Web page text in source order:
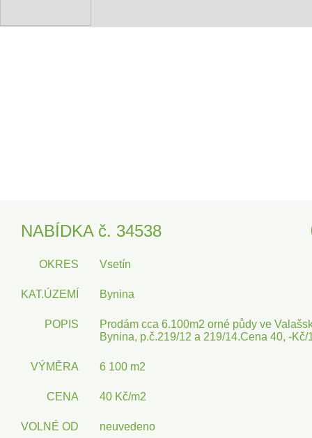
NABÍDKA č. 34538
OKRES Vsetín
KAT.ÚZEMÍ Bynina
POPIS
Prodám cca 6.100m2 orné půdy ve
Bynina, p.č.219/12 a 219/14.Cena 40, -Kč/
VÝMĚRA 6 100 m2
CENA 40 Kč/m2
VOLNÉ OD neuvedeno